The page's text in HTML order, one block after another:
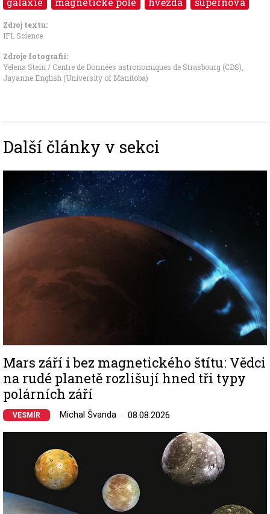
Zdroj textu:
IFL Science
Zdroje fotografii:
Yelena Stein / Centre de Données astronomiques de Strasbourg (CDS),
Jayanne English (University of Manitoba)
Další články v sekci
Image
Mars září i bez magnetického štítu: Vědci
na rudé planetě rozlišují hned tři typy
polárních září
VESMÍR Michal Švanda 08.08.2026